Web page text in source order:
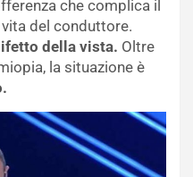
che complica il
del conduttore.
della vista. Oltre
la situazione è